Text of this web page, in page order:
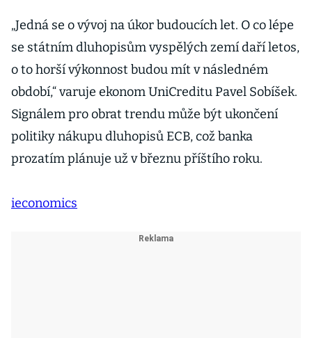
„Jedná se o vývoj na úkor budoucích let. O co lépe
se státním dluhopisům vyspělých zemí daří letos,
o to horší výkonnost budou mít v následném
období,“ varuje ekonom UniCreditu Pavel Sobíšek.
Signálem pro obrat trendu může být ukončení
politiky nákupu dluhopisů ECB, což banka
prozatím plánuje už v březnu příštího roku.
ieconomics